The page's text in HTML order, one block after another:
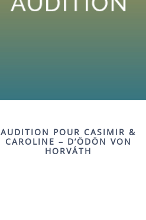
AUDITION POUR CASIMIR &
CAROLINE – D’ÖDÖN VON
HORVÁTH